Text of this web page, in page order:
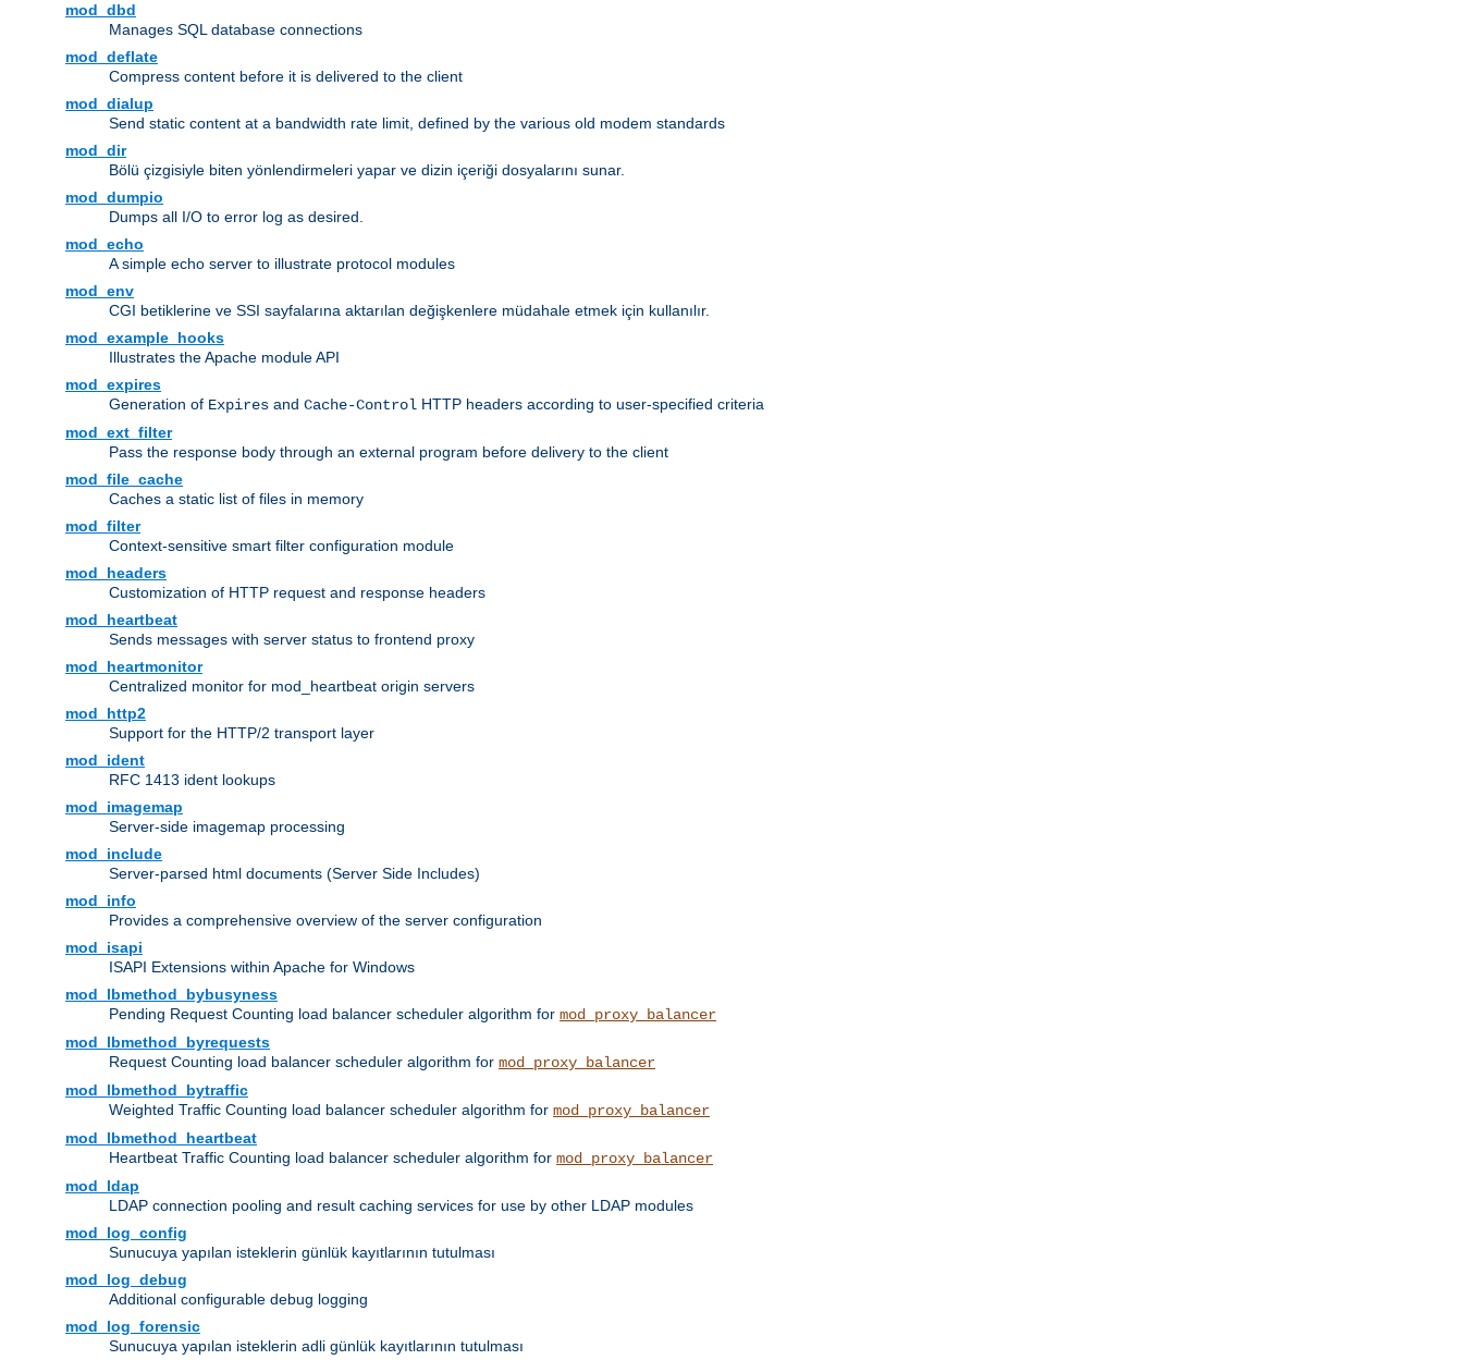
mod_dbd
Manages SQL database connections
mod_deflate
Compress content before it is delivered to the client
mod_dialup
Send static content at a bandwidth rate limit, defined by the various old modem standards
mod_dir
Bölü çizgisiyle biten yönlendirmeleri yapar ve dizin içeriği dosyalarını sunar.
mod_dumpio
Dumps all I/O to error log as desired.
mod_echo
A simple echo server to illustrate protocol modules
mod_env
CGI betiklerine ve SSI sayfalarına aktarılan değişkenlere müdahale etmek için kullanılır.
mod_example_hooks
Illustrates the Apache module API
mod_expires
Generation of Expires and Cache-Control HTTP headers according to user-specified criteria
mod_ext_filter
Pass the response body through an external program before delivery to the client
mod_file_cache
Caches a static list of files in memory
mod_filter
Context-sensitive smart filter configuration module
mod_headers
Customization of HTTP request and response headers
mod_heartbeat
Sends messages with server status to frontend proxy
mod_heartmonitor
Centralized monitor for mod_heartbeat origin servers
mod_http2
Support for the HTTP/2 transport layer
mod_ident
RFC 1413 ident lookups
mod_imagemap
Server-side imagemap processing
mod_include
Server-parsed html documents (Server Side Includes)
mod_info
Provides a comprehensive overview of the server configuration
mod_isapi
ISAPI Extensions within Apache for Windows
mod_lbmethod_bybusyness
Pending Request Counting load balancer scheduler algorithm for mod_proxy_balancer
mod_lbmethod_byrequests
Request Counting load balancer scheduler algorithm for mod_proxy_balancer
mod_lbmethod_bytraffic
Weighted Traffic Counting load balancer scheduler algorithm for mod_proxy_balancer
mod_lbmethod_heartbeat
Heartbeat Traffic Counting load balancer scheduler algorithm for mod_proxy_balancer
mod_ldap
LDAP connection pooling and result caching services for use by other LDAP modules
mod_log_config
Sunucuya yapılan isteklerin günlük kayıtlarının tutulması
mod_log_debug
Additional configurable debug logging
mod_log_forensic
Sunucuya yapılan isteklerin adli günlük kayıtlarının tutulması